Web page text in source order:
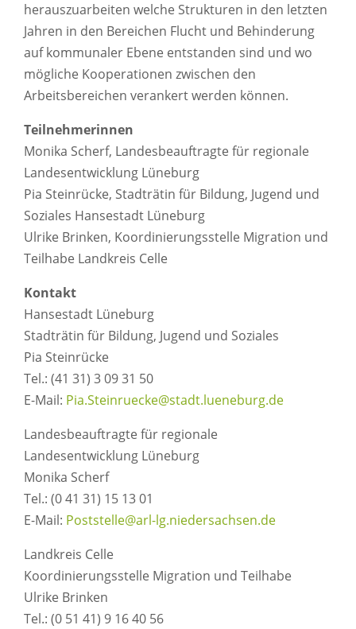
herauszuarbeiten welche Strukturen in den letzten
Jahren in den Bereichen Flucht und Behinderung
auf kommunaler Ebene entstanden sind und wo
mögliche Kooperationen zwischen den
Arbeitsbereichen verankert werden können.
Teilnehmerinnen
Monika Scherf, Landesbeauftragte für regionale
Landesentwicklung Lüneburg
Pia Steinrücke, Stadträtin für Bildung, Jugend und
Soziales Hansestadt Lüneburg
Ulrike Brinken, Koordinierungsstelle Migration und
Teilhabe Landkreis Celle
Kontakt
Hansestadt Lüneburg
Stadträtin für Bildung, Jugend und Soziales
Pia Steinrücke
Tel.: (41 31) 3 09 31 50
E-Mail: Pia.Steinruecke@stadt.lueneburg.de
Landesbeauftragte für regionale
Landesentwicklung Lüneburg
Monika Scherf
Tel.: (0 41 31) 15 13 01
E-Mail: Poststelle@arl-lg.niedersachsen.de
Landkreis Celle
Koordinierungsstelle Migration und Teilhabe
Ulrike Brinken
Tel.: (0 51 41) 9 16 40 56